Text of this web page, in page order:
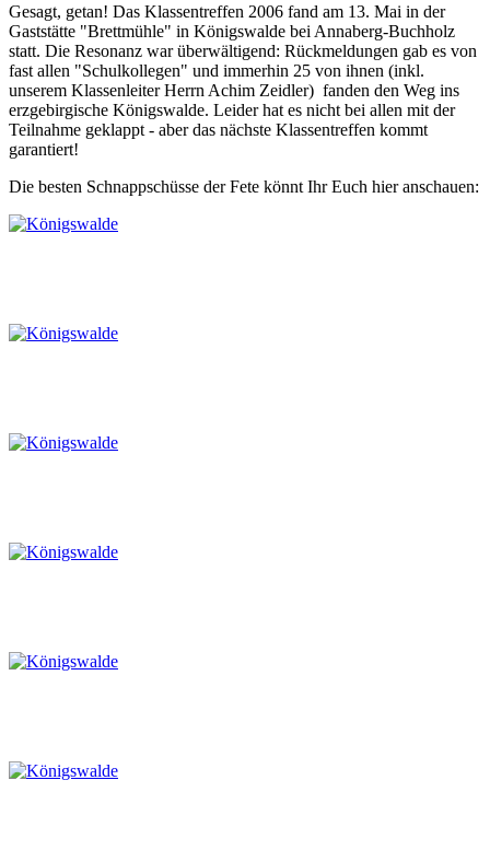
Gesagt, getan! Das Klassentreffen 2006 fand am 13. Mai in der
Gaststätte "Brettmühle" in Königswalde bei Annaberg-Buchholz
statt. Die Resonanz war überwältigend: Rückmeldungen gab es von
fast allen "Schulkollegen" und immerhin 25 von ihnen (inkl.
unserem Klassenleiter Herrn Achim Zeidler) fanden den Weg ins
erzgebirgische Königswalde. Leider hat es nicht bei allen mit der
Teilnahme geklappt - aber das nächste Klassentreffen kommt
garantiert!
Die besten Schnappschüsse der Fete könnt Ihr Euch hier anschauen: